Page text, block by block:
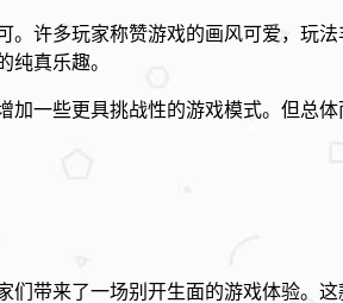
许多玩家称赞游戏的画风可爱，玩
纯真乐趣。
一些更具挑战性的游戏模式。但总
带来了一场别开生面的游戏体验。